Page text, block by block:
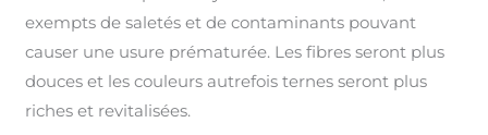
exempts de saletés et de contaminants pouvant
causer une usure prématurée. Les fibres seront plus
douces et les couleurs autrefois ternes seront plus
riches et revitalisées.